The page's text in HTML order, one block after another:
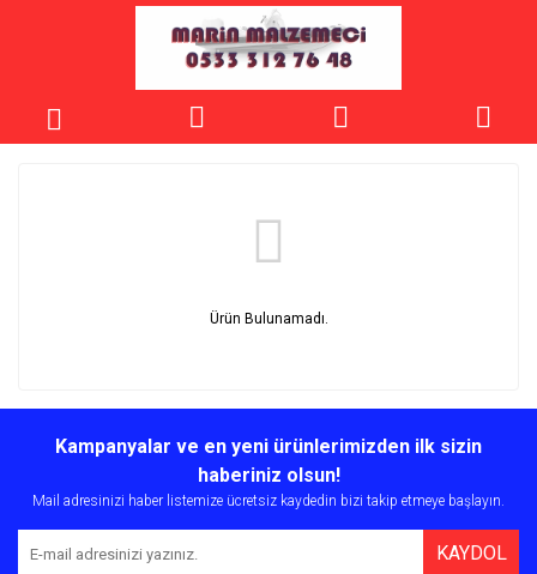
Ürün Bulunamadı.
Kampanyalar ve en yeni ürünlerimizden ilk sizin
haberiniz olsun!
Mail adresinizi haber listemize ücretsiz kaydedin bizi takip etmeye başlayın.
KAYDOL